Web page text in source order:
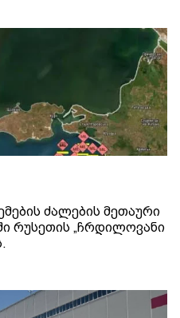
ძალების მეთაური
რუსეთის „ჩრდილოვანი